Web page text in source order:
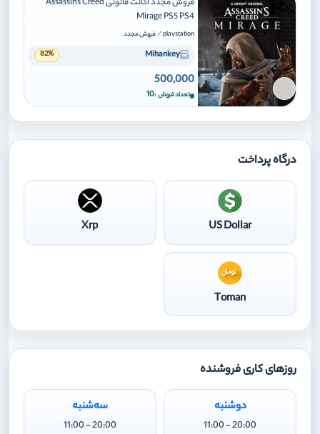
برای افزودن وارد شوید
فروش مجدد اکانت قانونی Assassins Creed
Mirage PS5 PS4
playstation
/ فروش مجدد
Mihankey
82%
500,000
تعداد فروش 10
درگاه پرداخت
US Dollar
Xrp
Toman
روزهای کاری فروشنده
دوشنبه
20:00 - 11:00
سه‌شنبه
20:00 - 11:00